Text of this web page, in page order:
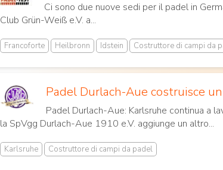
Ci sono due nuove sedi per il padel in
Club Grün-Weiß e.V. a...
Francoforte Heilbronn Idstein Costruttore di campi da
Padel Durlach-Aue costruisce
Padel Durlach-Aue: Karlsruhe continua a
la SpVgg Durlach-Aue 1910 e.V. aggiunge un altro...
Karlsruhe Costruttore di campi da padel